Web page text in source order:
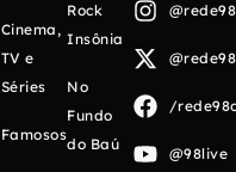
Cinema,
TV e
Séries
Famosos
Rock
Insônia
No
Fundo
do Baú
/
@98live